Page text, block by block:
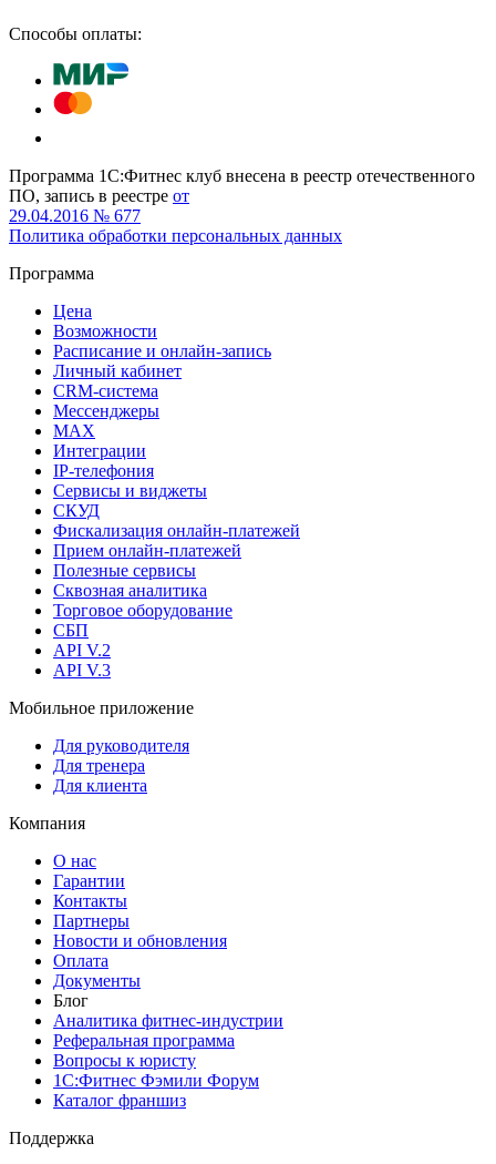
Способы оплаты:
Программа 1С:Фитнес клуб внесена в реестр отечественного
ПО, запись в реестре от
29.04.2016 № 677
Политика обработки персональных данных
Программа
Цена
Возможности
Расписание и онлайн-запись
Личный кабинет
CRM-система
Мессенджеры
MAX
Интеграции
IP-телефония
Сервисы и виджеты
СКУД
Фискализация онлайн‑платежей
Прием онлайн-платежей
Полезные сервисы
Сквозная аналитика
Торговое оборудование
СБП
API V.2
API V.3
Мобильное приложение
Для руководителя
Для тренера
Для клиента
Компания
О нас
Гарантии
Контакты
Партнеры
Новости и обновления
Оплата
Документы
Блог
Аналитика фитнес-индустрии
Реферальная программа
Вопросы к юристу
1С:Фитнес Фэмили Форум
Каталог франшиз
Поддержка